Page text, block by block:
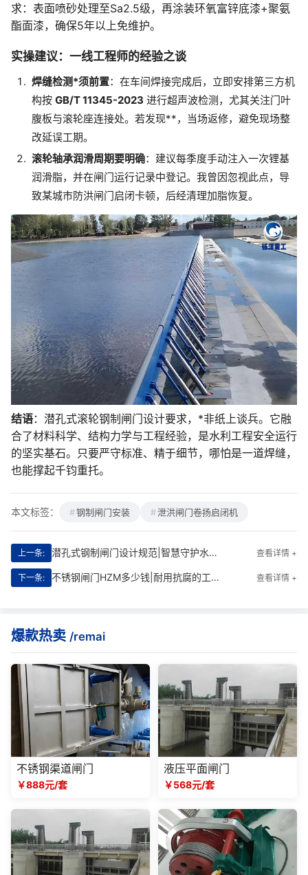
求：表面喷砂处理至Sa2.5级，再涂装环氧富锌底漆+聚氨
酯面漆，确保5年以上免维护。
实操建议：一线工程师的经验之谈
焊缝检测*须前置：在车间焊接完成后，立即安排第三方机
构按 GB/T 11345-2023 进行超声波检测，尤其关注门叶
腹板与滚轮座连接处。若发现**，当场返修，避免现场整
改延误工期。
滚轮轴承润滑周期要明确：建议每季度手动注入一次锂基
润滑脂，并在闸门运行记录中登记。我曾因忽视此点，导
致某城市防洪闸门启闭卡顿，后经清理加脂恢复。
结语：潜孔式滚轮钢制闸门设计要求，*非纸上谈兵。它融
合了材料科学、结构力学与工程经验，是水利工程安全运行
的坚实基石。只要严守标准、精于细节，哪怕是一道焊缝，
也能撑起千钧重托。
本文标签： 钢制闸门安装 泄洪闸门卷扬启闭机
上一条: 潜孔式钢制闸门设计规范|智慧守护水利命脉的“钢铁卫士” 查看详情 +
下一条: 不锈钢闸门HZM多少钱|耐用抗腐的工程守护者 查看详情 +
爆款热卖 /remai
不锈钢渠道闸门
￥888元/套
液压平面闸门
￥568元/套